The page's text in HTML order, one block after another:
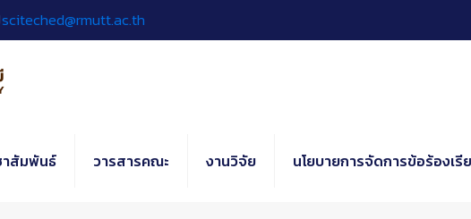
sciteched@rmutt.ac.th
าสัมพันธ์ วารสารคณะ งานวิจัย นโยบายการจัดการข้อร้องเรี